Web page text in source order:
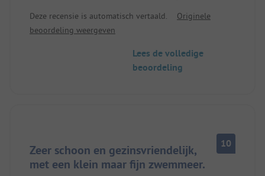
voor kinderen. Restaurant met eenvoudige, goede
gerechten en redelijke prijzen. Goede
receptie. Aanbevolen camping voor kampeerders
die graag verzichten op een luide verplichte
Deze recensie is automatisch vertaald.
Originele
beoordeling weergeven
Lees de volledige
beoordeling
Zeer schoon en gezinsvriendelijk,
met een klein maar fijn zwemmeer.
10